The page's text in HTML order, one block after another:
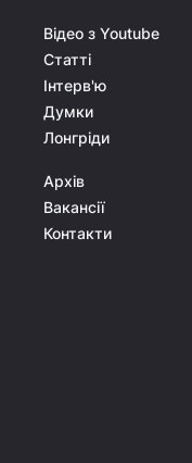
Відео з Youtube
Статті
Інтерв'ю
Думки
Лонгріди
Архів
Вакансії
Контакти